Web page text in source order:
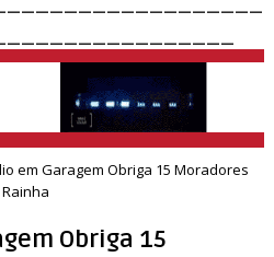
em Garagem Obriga 15 Moradores
Obriga 15